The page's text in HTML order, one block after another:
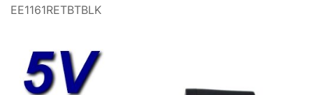
EE1161RETBTBLK